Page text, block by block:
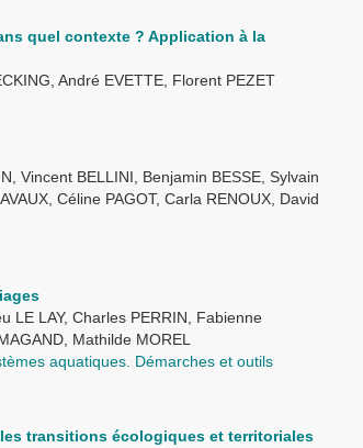
quel contexte ? Application à la
André EVETTE, Florent PEZET
Vincent BELLINI, Benjamin BESSE, Sylvain
Céline PAGOT, Carla RENOUX, David
LE LAY, Charles PERRIN, Fabienne
Mathilde MOREL
aquatiques. Démarches et outils
transitions écologiques et territoriales